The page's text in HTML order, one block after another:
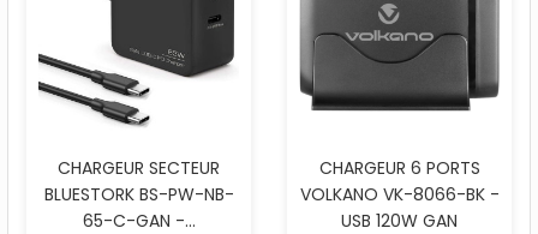
CHARGEUR SECTEUR
BLUESTORK BS-PW-NB-
65-C-GAN -...
CHARGEUR 6 PORTS
VOLKANO VK-8066-BK -
USB 120W GAN